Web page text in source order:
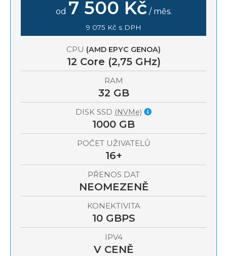
od 7 500 Kč/ měs.
9 075 Kč s DPH
CPU (AMD EPYC GENOA)
12 Core (2,75 GHz)
RAM
32 GB
DISK SSD (NVMe)
1000 GB
POČET UŽIVATELŮ
16+
PŘENOS DAT
NEOMEZENĚ
KONEKTIVITA
10 GBPS
IPV4
V CENĚ